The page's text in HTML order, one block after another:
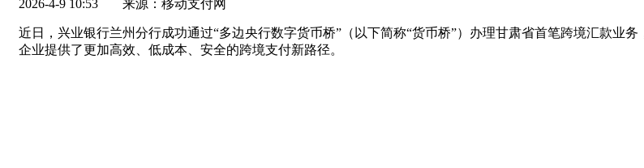
2026-4-9 10:53 来源：移动支付网
近日，兴业银行兰州分行成功通过“多边央行数字货币桥”（以下简称“货币桥”）办理甘肃省首笔跨境汇款业
企业提供了更加高效、低成本、安全的跨境支付新路径。